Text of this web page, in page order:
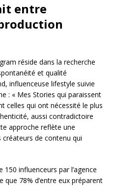
entre
réside dans la recherche
et qualité
influenceuse lifestyle suivie
: « Mes Stories qui paraissent
celles qui ont nécessité le plus
aussi contradictoire
approche reflète une
créateurs de contenu qui
influenceurs par l’agence
que 78% d’entre eux préparent